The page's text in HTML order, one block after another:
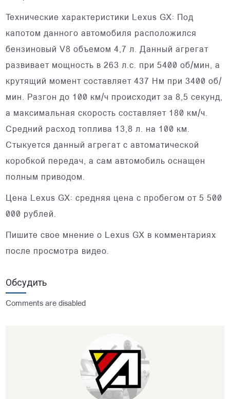
Технические характеристики Lexus GX: Под
капотом данного автомобиля расположился
бензиновый V8 объемом 4,7 л. Данный агрегат
развивает мощность в 263 л.с. при 5400 об/мин, а
крутящий момент составляет 437 Нм при 3400 об/
мин. Разгон до 100 км/ч происходит за 8,5 секунд,
а максимальная скорость составляет 180 км/ч.
Средний расход топлива 13,8 л. на 100 км.
Стыкуется данный агрегат с автоматической
коробкой передач, а сам автомобиль оснащен
полным приводом.
Цена Lexus GX: средняя цена с пробегом от 5 500
000 рублей.
Пишите свое мнение о Lexus GX в комментариях
после просмотра видео.
Обсудить
Comments are disabled